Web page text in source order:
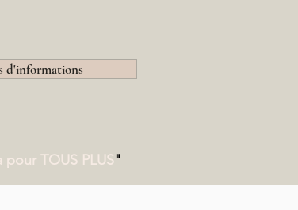
d'informations
TOUS PLUS"